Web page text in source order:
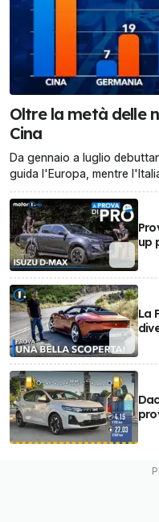
Oltre la metà delle
Cina
Da gennaio a luglio
guida l'Europa, mentre
up
La